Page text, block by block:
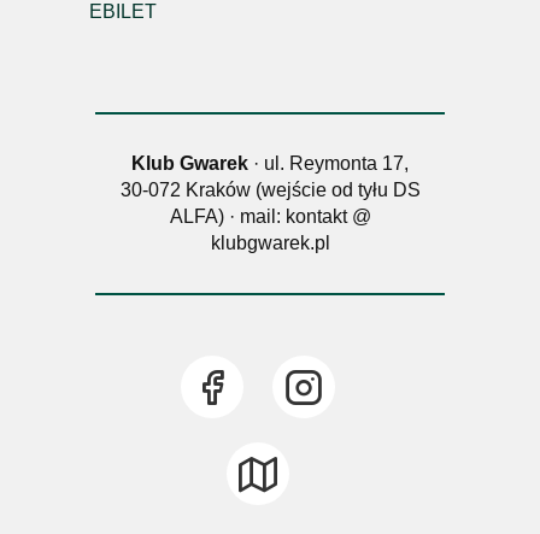
EBILET
Klub Gwarek · ul. Reymonta 17,
30-072 Kraków (wejście od tyłu DS
ALFA) · mail: kontakt @
klubgwarek.pl